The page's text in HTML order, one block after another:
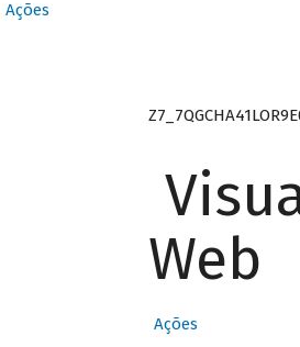
Ações
Web
Ações